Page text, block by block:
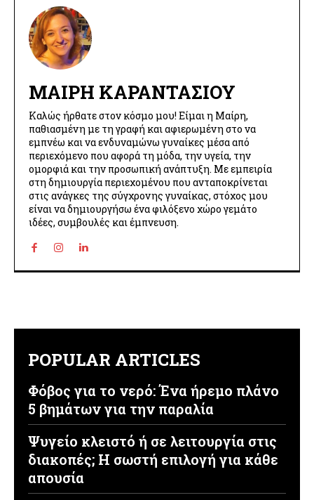
ΜΑΊΡΗ ΚΑΡΑΝΤΆΣΙΟΥ
Καλώς ήρθατε στον κόσμο μου! Είμαι η Μαίρη,
παθιασμένη με τη γραφή και αφιερωμένη στο να
εμπνέω και να ενδυναμώνω γυναίκες μέσα από
περιεχόμενο που αφορά τη μόδα, την υγεία, την
ομορφιά και την προσωπική ανάπτυξη. Με εμπειρία
στη δημιουργία περιεχομένου που ανταποκρίνεται
στις ανάγκες της σύγχρονης γυναίκας, στόχος μου
είναι να δημιουργήσω ένα φιλόξενο χώρο γεμάτο
ιδέες, συμβουλές και έμπνευση.
POPULAR ARTICLES
Φόβος για το νερό: Ένα ήρεμο πλάνο
5 βημάτων για την παραλία
Ψυγείο κλειστό ή σε λειτουργία στις
διακοπές; Η σωστή επιλογή για κάθε
απουσία